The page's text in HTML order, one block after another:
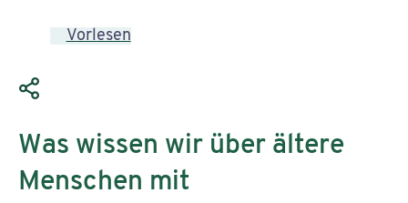
Vorlesen
Was wissen wir über ältere
Menschen mit